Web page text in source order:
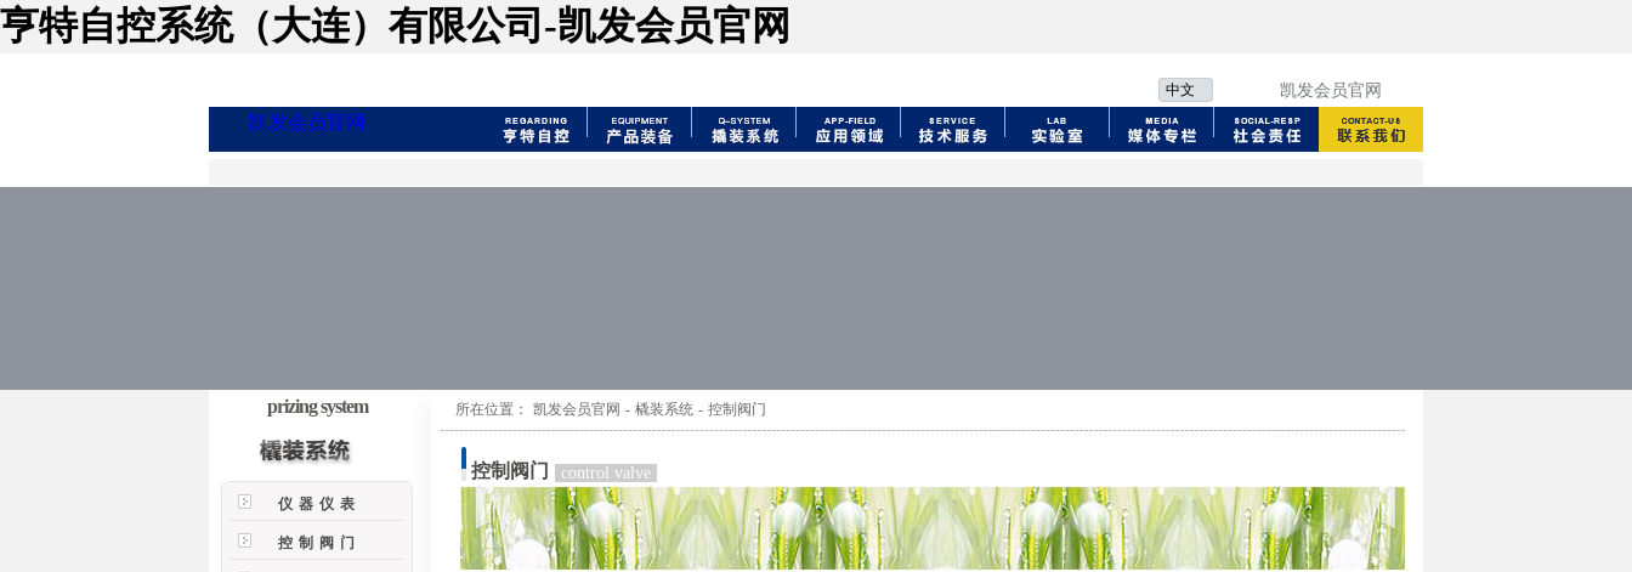
亨特自控系统（大连）有限公司-凯发会员官网
中文 凯发会员官网
凯发会员官网
prizing system
仪器仪表
控制阀门
所在位置： 凯发会员官网 - 橇装系统 - 控制阀门
控制阀门 control valve